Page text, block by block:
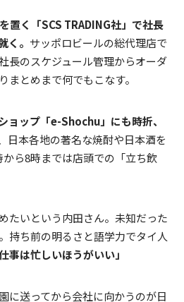
置く「SCS TRADING社」で社長
く。 サッポロビールの総代理店で
長のスケジュール管理からオーダ
まとめまで何でもこなす。
ョップ「e-Shochu」にも時折、
日本各地の著名な焼酎や日本酒を
ら8時までは店頭での「立ち飲
たいという内田さん。未知だった
持ち前の明るさと語学力でタイ人
仕事は忙しいほうがいい」
に送ってから会社に向かうのが日